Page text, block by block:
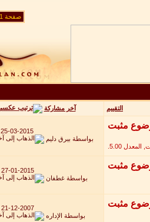
صفحة 1 من 50
التقييم آخر مشاركة
25-03-2015
بواسطة بيرق دليم
27-01-2015
بواسطة غطفان
21-12-2007
بواسطة الإداره